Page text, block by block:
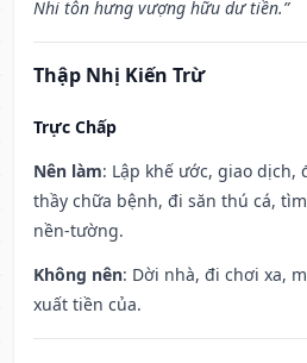
Nhi tôn hưng vượng hữu dư tiền.”
Thập Nhị Kiến Trừ
Trực Chấp
Nên làm: Lập khế ước, giao dịch,
thầy chữa bệnh, đi săn thú cá,
nền-tường.
Không nên: Dời nhà, đi chơi xa,
xuất tiền của.